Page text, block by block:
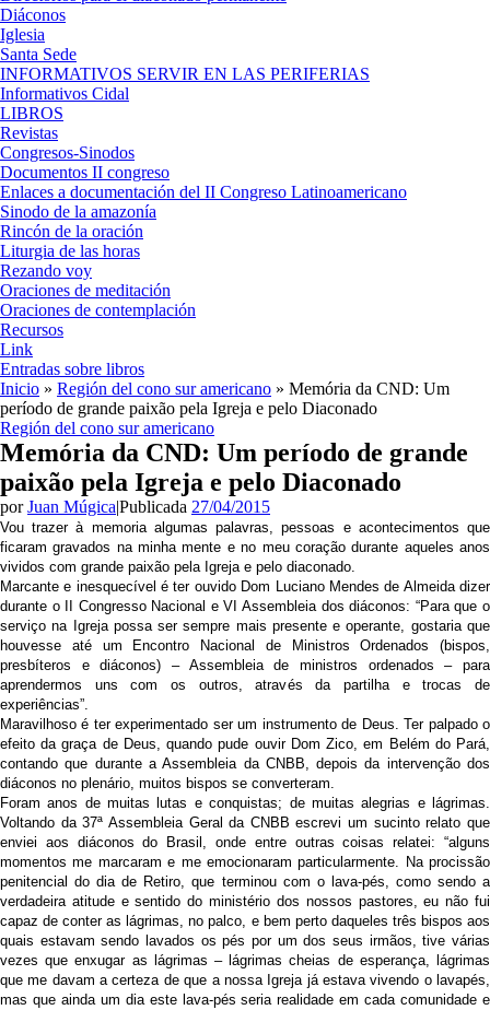
Diáconos
Iglesia
Santa Sede
INFORMATIVOS SERVIR EN LAS PERIFERIAS
Informativos Cidal
LIBROS
Revistas
Congresos-Sinodos
Documentos II congreso
Enlaces a documentación del II Congreso Latinoamericano
Sinodo de la amazonía
Rincón de la oración
Liturgia de las horas
Rezando voy
Oraciones de meditación
Oraciones de contemplación
Recursos
Link
Entradas sobre libros
Inicio » Región del cono sur americano » Memória da CND: Um
período de grande paixão pela Igreja e pelo Diaconado
Región del cono sur americano
Memória da CND: Um período de grande
paixão pela Igreja e pelo Diaconado
porJuan Múgica|Publicada 27/04/2015
Vou trazer à memoria algumas palavras, pessoas e acontecimentos que
ficaram gravados na minha mente e no meu coração durante aqueles anos
vividos com grande paixão pela Igreja e pelo diaconado.
Marcante e inesquecível é ter ouvido Dom Luciano Mendes de Almeida dizer
durante o II Congresso Nacional e VI Assembleia dos diáconos: “Para que o
serviço na Igreja possa ser sempre mais presente e operante, gostaria que
houvesse até um Encontro Nacional de Ministros Ordenados (bispos,
presbíteros e diáconos) – Assembleia de ministros ordenados – para
aprendermos uns com os outros, através da partilha e trocas de
experiências”.
Maravilhoso é ter experimentado ser um instrumento de Deus. Ter palpado o
efeito da graça de Deus, quando pude ouvir Dom Zico, em Belém do Pará,
contando que durante a Assembleia da CNBB, depois da intervenção dos
diáconos no plenário, muitos bispos se converteram.
Foram anos de muitas lutas e conquistas; de muitas alegrias e lágrimas.
Voltando da 37ª Assembleia Geral da CNBB escrevi um sucinto relato que
enviei aos diáconos do Brasil, onde entre outras coisas relatei: “alguns
momentos me marcaram e me emocionaram particularmente. Na procissão
penitencial do dia de Retiro, que terminou com o lava-pés, como sendo a
verdadeira atitude e sentido do ministério dos nossos pastores, eu não fui
capaz de conter as lágrimas, no palco, e bem perto daqueles três bispos aos
quais estavam sendo lavados os pés por um dos seus irmãos, tive várias
vezes que enxugar as lágrimas – lágrimas cheias de esperança, lágrimas
que me davam a certeza de que a nossa Igreja já estava vivendo o lavapés,
mas que ainda um dia este lava-pés seria realidade em cada comunidade e